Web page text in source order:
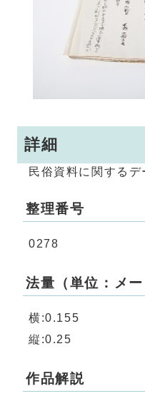
詳細
民俗資料に関するデ
整理番号
0278
法量（単位：メー
横:0.155
縦:0.25
作品解説